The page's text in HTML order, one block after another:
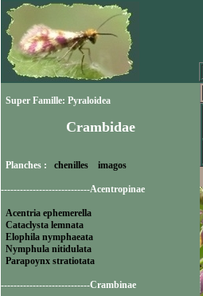
Super Famille: Pyraloidea
Crambidae
Planches : chenilles imagos
----------------------------Acentropinae
Acentria ephemerella
Cataclysta lemnata
Elophila nymphaeata
Nymphula nitidulata
Parapoynx stratiotata
----------------------------Crambinae